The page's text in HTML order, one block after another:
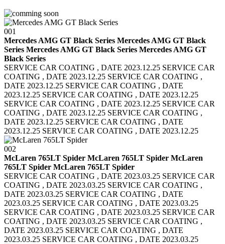
001
Mercedes AMG GT Black Series Mercedes AMG GT Black
Series Mercedes AMG GT Black Series Mercedes AMG GT
Black Series
SERVICE CAR COATING , DATE 2023.12.25 SERVICE CAR
COATING , DATE 2023.12.25 SERVICE CAR COATING ,
DATE 2023.12.25 SERVICE CAR COATING , DATE
2023.12.25 SERVICE CAR COATING , DATE 2023.12.25
SERVICE CAR COATING , DATE 2023.12.25 SERVICE CAR
COATING , DATE 2023.12.25 SERVICE CAR COATING ,
DATE 2023.12.25 SERVICE CAR COATING , DATE
2023.12.25 SERVICE CAR COATING , DATE 2023.12.25
002
McLaren 765LT Spider McLaren 765LT Spider McLaren
765LT Spider McLaren 765LT Spider
SERVICE CAR COATING , DATE 2023.03.25 SERVICE CAR
COATING , DATE 2023.03.25 SERVICE CAR COATING ,
DATE 2023.03.25 SERVICE CAR COATING , DATE
2023.03.25 SERVICE CAR COATING , DATE 2023.03.25
SERVICE CAR COATING , DATE 2023.03.25 SERVICE CAR
COATING , DATE 2023.03.25 SERVICE CAR COATING ,
DATE 2023.03.25 SERVICE CAR COATING , DATE
2023.03.25 SERVICE CAR COATING , DATE 2023.03.25